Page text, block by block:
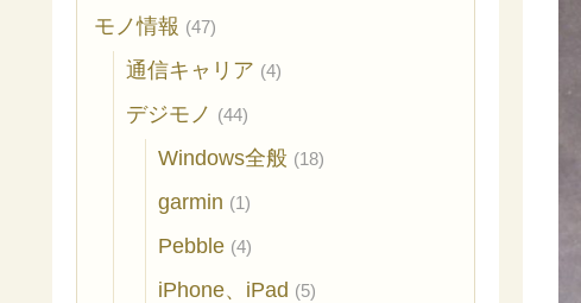
モノ情報 (47)
通信キャリア (4)
デジモノ (44)
Windows全般 (18)
garmin (1)
Pebble (4)
iPhone、iPad (5)